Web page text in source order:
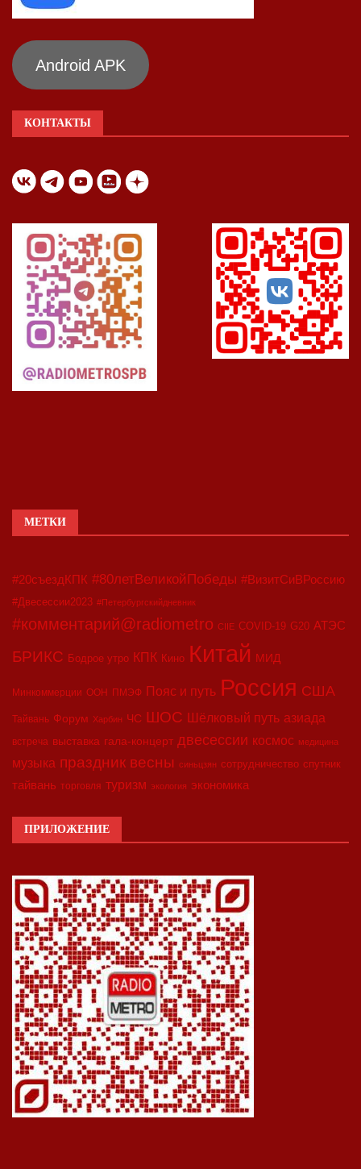
Android APK
КОНТАКТЫ
МЕТКИ
#20съездКПК #80летВеликойПобеды #ВизитСиВРоссию
#Двесессии2023 #Петербургскийдневник
#комментарий@radiometro CIIE COVID-19 G20 АТЭС
БРИКС Бодрое утро КПК Кино Китай МИД
Минкоммерции ООН ПМЭФ Пояс и путь Россия США
Тайвань Форум Харбин ЧС ШОС Шёлковый путь азиада
встреча выставка гала-концерт двесессии космос медицина
музыка праздник весны синьцзян сотрудничество спутник
тайвань торговля туризм экология экономика
ПРИЛОЖЕНИЕ